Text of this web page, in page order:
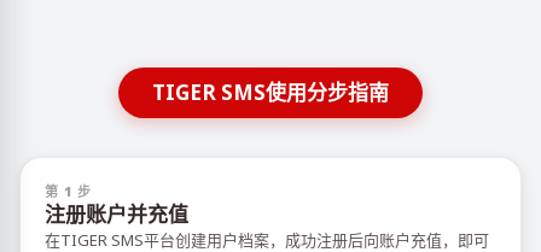
TIGER SMS使用分步指南
第 1 步
注册账户并充值
在TIGER SMS平台创建用户档案，成功注册后向账户充值，即可